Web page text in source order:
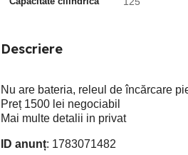
Descriere
Nu are bateria, releul de încărcare
Preț 1500 lei negociabil
Mai multe detalii in privat
ID anunț: 1783071482